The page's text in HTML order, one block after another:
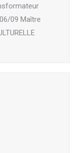
09 Maître